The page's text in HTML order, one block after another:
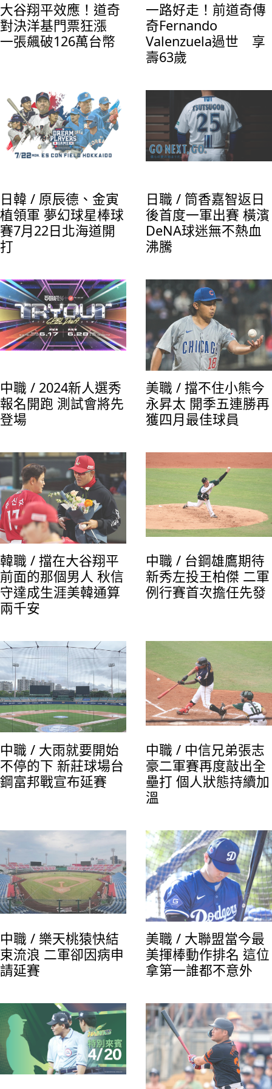
大谷翔平今年在道奇隊打出精彩的MVP身手，
還囊括全壘打、打點等多項大獎，更達成史無
道奇隊一路殺進世界大賽。（圖／道奇隊推
特）
大谷翔平效應！道奇
對決洋基門票狂漲
一張飆破126萬台幣
歲。（圖/MLB)
一路好走！前道奇傳
奇Fernando
Valenzuela過世 享
壽63歲
日韓 / 原辰德、金寅
植領軍 夢幻球星棒球
賽7月22日北海道開
打
日職 / 筒香嘉智返日
後首度一軍出賽 橫濱
DeNA球迷無不熱血
沸騰
中職 / 2024新人選秀
報名開跑 測試會將先
登場
美職 / 擋不住小熊今
永昇太 開季五連勝再
獲四月最佳球員
韓職 / 擋在大谷翔平
前面的那個男人 秋信
守達成生涯美韓通算
兩千安
中職 / 台鋼雄鷹期待
新秀左投王柏傑 二軍
例行賽首次擔任先發
中職 / 大雨就要開始
不停的下 新莊球場台
鋼富邦戰宣布延賽
中職 / 中信兄弟張志
豪二軍賽再度敲出全
壘打 個人狀態持續加
溫
中職 / 樂天桃猿快結
束流浪 二軍卻因病申
請延賽
美職 / 大聯盟當今最
美揮棒動作排名 這位
拿第一誰都不意外